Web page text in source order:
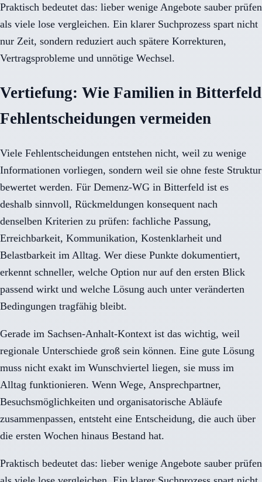
Praktisch bedeutet das: lieber wenige Angebote sauber prüfen
als viele lose vergleichen. Ein klarer Suchprozess spart nicht
nur Zeit, sondern reduziert auch spätere Korrekturen,
Vertragsprobleme und unnötige Wechsel.
Vertiefung: Wie Familien in Bitterfeld
Fehlentscheidungen vermeiden
Viele Fehlentscheidungen entstehen nicht, weil zu wenige
Informationen vorliegen, sondern weil sie ohne feste Struktur
bewertet werden. Für Demenz-WG in Bitterfeld ist es
deshalb sinnvoll, Rückmeldungen konsequent nach
denselben Kriterien zu prüfen: fachliche Passung,
Erreichbarkeit, Kommunikation, Kostenklarheit und
Belastbarkeit im Alltag. Wer diese Punkte dokumentiert,
erkennt schneller, welche Option nur auf den ersten Blick
passend wirkt und welche Lösung auch unter veränderten
Bedingungen tragfähig bleibt.
Gerade im Sachsen-Anhalt-Kontext ist das wichtig, weil
regionale Unterschiede groß sein können. Eine gute Lösung
muss nicht exakt im Wunschviertel liegen, sie muss im
Alltag funktionieren. Wenn Wege, Ansprechpartner,
Besuchsmöglichkeiten und organisatorische Abläufe
zusammenpassen, entsteht eine Entscheidung, die auch über
die ersten Wochen hinaus Bestand hat.
Praktisch bedeutet das: lieber wenige Angebote sauber prüfen